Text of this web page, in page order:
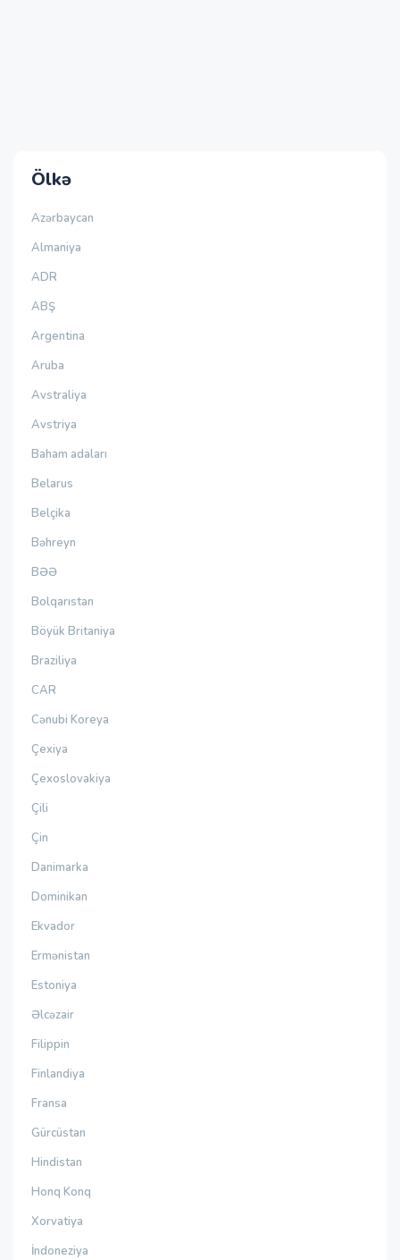
Ölkə
Azərbaycan
Almaniya
ADR
ABŞ
Argentina
Aruba
Avstraliya
Avstriya
Baham adaları
Belarus
Belçika
Bəhreyn
BƏƏ
Bolqarıstan
Böyük Britaniya
Braziliya
CAR
Cənubi Koreya
Çexiya
Çexoslovakiya
Çili
Çin
Danimarka
Dominikan
Ekvador
Ermənistan
Estoniya
Əlcəzair
Filippin
Finlandiya
Fransa
Gürcüstan
Hindistan
Honq Konq
Xorvatiya
İndoneziya